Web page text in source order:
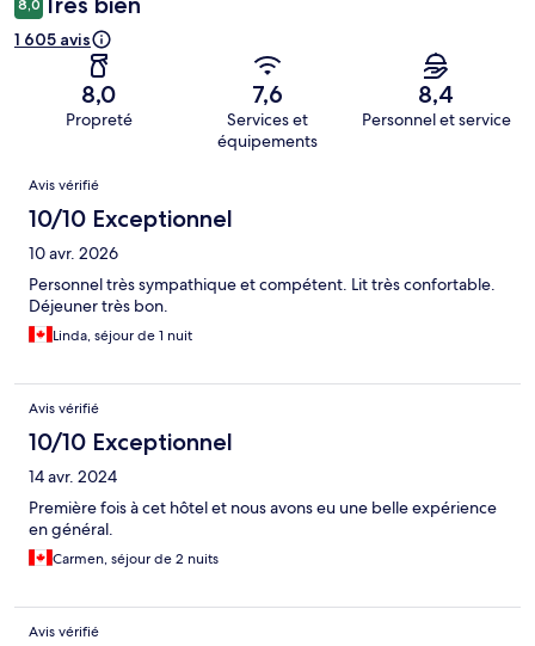
8,0
1 605 avis
8,0
Propreté
7,6
Services et
équipements
8,4
Personnel et service
Avis
Avis vérifié
10/10 Exceptionnel
10 avr. 2026
Personnel très sympathique et compétent. Lit très confortable.
Déjeuner très bon.
Linda, séjour de 1 nuit
Avis vérifié
10/10 Exceptionnel
14 avr. 2024
Première fois à cet hôtel et nous avons eu une belle expérience
en général.
Carmen, séjour de 2 nuits
Avis vérifié